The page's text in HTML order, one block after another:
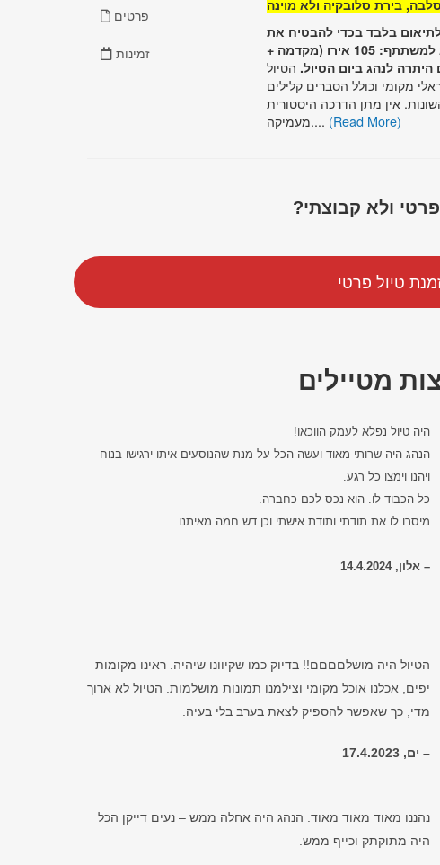
ולא קבוצתי?
טיול פרטי
מטיילים
היה טיול נפלא לעמק הווכאו!
הנהג היה שרותי מאוד ועשה הכל על מנת שהנוסעים איתו ירגישו בנוח
ויהנו וימצו כל רגע.
כל הכבוד לו. הוא נכס לכם כחברה.
מיסרו לו את תודתי ותודת אישתי וכן דש חמה מאיתנו.
– אלון, 14.4.2024
הטיול היה מושלםםםם!! בדיוק כמו שקיוונו שיהיה. ראינו מקומות
יפים, אכלנו אוכל מקומי וצילמנו תמונות מושלמות. הטיול לא ארוך
מדי, כך שאפשר להספיק לצאת בערב בלי בעיה.
– ים, 17.4.2023
נהננו מאוד מאוד מאוד. הנהג היה אחלה ממש – נעים דייקן הכל
היה מתוקתק וכייף ממש.